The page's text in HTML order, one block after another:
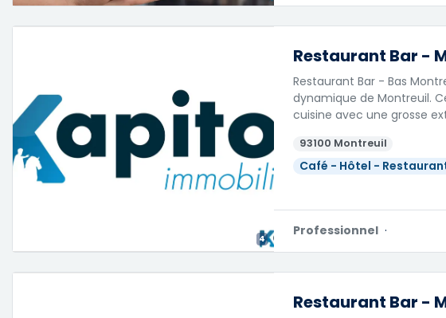
4
Restaurant Bar -
Restaurant Bar - Bas
dynamique de Montreuil.
cuisine avec une grosse
93100 Montreuil
Café - Hôtel -
Professionnel ·
Restaurant Bar -